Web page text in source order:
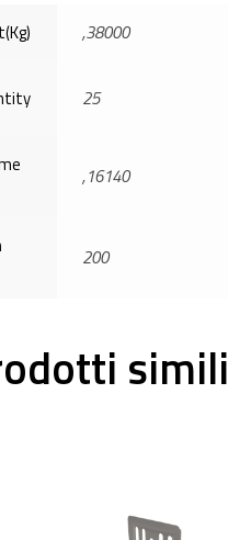
,38000
25
,16140
200
simili